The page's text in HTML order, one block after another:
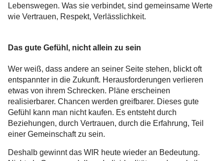
Lebenswegen. Was sie verbindet, sind gemeinsame Werte
wie Vertrauen, Respekt, Verlässlichkeit.
Das gute Gefühl, nicht allein zu sein
Wer weiß, dass andere an seiner Seite stehen, blickt oft
entspannter in die Zukunft. Herausforderungen verlieren
etwas von ihrem Schrecken. Pläne erscheinen
realisierbarer. Chancen werden greifbarer. Dieses gute
Gefühl kann man nicht kaufen. Es entsteht durch
Beziehungen, durch Vertrauen, durch die Erfahrung, Teil
einer Gemeinschaft zu sein.
Deshalb gewinnt das WIR heute wieder an Bedeutung.